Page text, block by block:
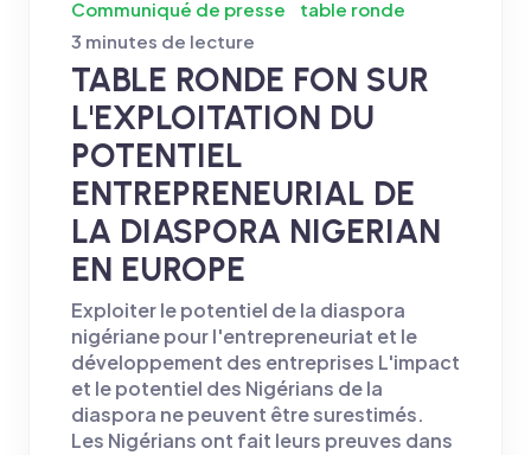
Communiqué de presse
table ronde
3 minutes de lecture
TABLE RONDE FON SUR
L'EXPLOITATION DU
POTENTIEL
ENTREPRENEURIAL DE
LA DIASPORA NIGERIAN
EN EUROPE
Exploiter le potentiel de la diaspora
nigériane pour l'entrepreneuriat et le
développement des entreprises L'impact
et le potentiel des Nigérians de la
diaspora ne peuvent être surestimés.
Les Nigérians ont fait leurs preuves dans